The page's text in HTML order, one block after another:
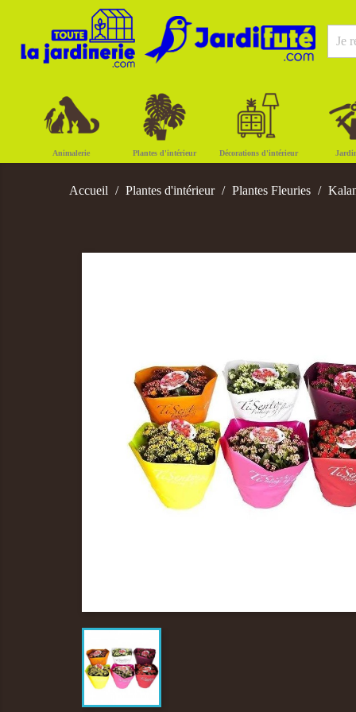
Animalerie Plantes d'intérieur Décorations d'intérieur
Accueil Plantes d'intérieur Plantes Fleuries